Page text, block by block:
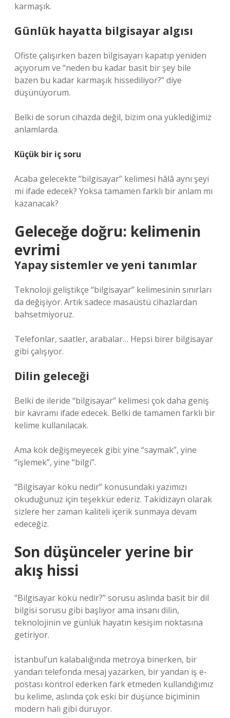
karmaşık.
Günlük hayatta bilgisayar algısı
Ofiste çalışırken bazen bilgisayarı kapatıp yeniden
açıyorum ve “neden bu kadar basit bir şey bile
bazen bu kadar karmaşık hissediliyor?” diye
düşünüyorum.
Belki de sorun cihazda değil, bizim ona yüklediğimiz
anlamlarda.
Küçük bir iç soru
Acaba gelecekte “bilgisayar” kelimesi hâlâ aynı şeyi
mi ifade edecek? Yoksa tamamen farklı bir anlam mı
kazanacak?
Geleceğe doğru: kelimenin
evrimi
Yapay sistemler ve yeni tanımlar
Teknoloji geliştikçe “bilgisayar” kelimesinin sınırları
da değişiyor. Artık sadece masaüstü cihazlardan
bahsetmiyoruz.
Telefonlar, saatler, arabalar… Hepsi birer bilgisayar
gibi çalışıyor.
Dilin geleceği
Belki de ileride “bilgisayar” kelimesi çok daha geniş
bir kavramı ifade edecek. Belki de tamamen farklı bir
kelime kullanılacak.
Ama kök değişmeyecek gibi: yine “saymak”, yine
“işlemek”, yine “bilgi”.
“Bilgisayar kökü nedir” konusundaki yazımızı
okuduğunuz için teşekkür ederiz. Takidizayn olarak
sizlere her zaman kaliteli içerik sunmaya devam
edeceğiz.
Son düşünceler yerine bir
akış hissi
“Bilgisayar kökü nedir?” sorusu aslında basit bir dil
bilgisi sorusu gibi başlıyor ama insanı dilin,
teknolojinin ve günlük hayatın kesişim noktasına
getiriyor.
İstanbul’un kalabalığında metroya binerken, bir
yandan telefonda mesaj yazarken, bir yandan iş e-
postası kontrol ederken fark etmeden kullandığımız
bu kelime, aslında çok eski bir düşünce biçiminin
modern hali gibi duruyor.